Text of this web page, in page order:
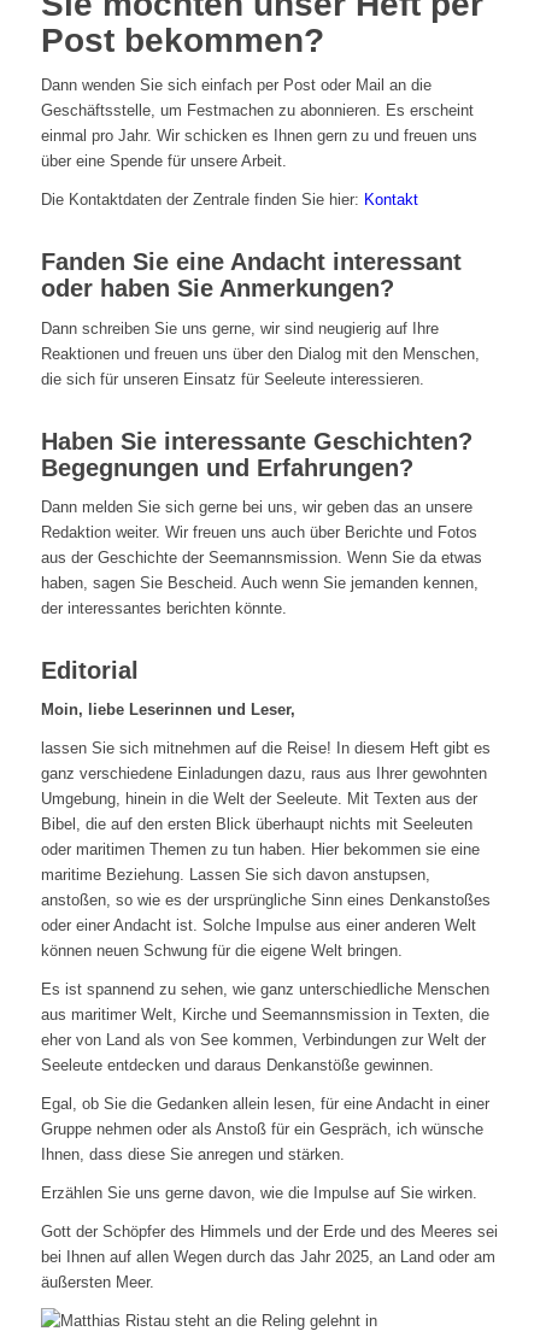
Post bekommen?
Dann wenden Sie sich einfach per Post oder Mail an die
Geschäftsstelle, um Festmachen zu abonnieren. Es erscheint
einmal pro Jahr. Wir schicken es Ihnen gern zu und freuen uns
über eine Spende für unsere Arbeit.
Die Kontaktdaten der Zentrale finden Sie hier: Kontakt
Fanden Sie eine Andacht interessant
oder haben Sie Anmerkungen?
Dann schreiben Sie uns gerne, wir sind neugierig auf Ihre
Reaktionen und freuen uns über den Dialog mit den Menschen,
die sich für unseren Einsatz für Seeleute interessieren.
Haben Sie interessante Geschichten?
Begegnungen und Erfahrungen?
Dann melden Sie sich gerne bei uns, wir geben das an unsere
Redaktion weiter. Wir freuen uns auch über Berichte und Fotos
aus der Geschichte der Seemannsmission. Wenn Sie da etwas
haben, sagen Sie Bescheid. Auch wenn Sie jemanden kennen,
der interessantes berichten könnte.
Editorial
Moin, liebe Leserinnen und Leser,
lassen Sie sich mitnehmen auf die Reise! In diesem Heft gibt es
ganz verschiedene Einladungen dazu, raus aus Ihrer gewohnten
Umgebung, hinein in die Welt der Seeleute. Mit Texten aus der
Bibel, die auf den ersten Blick überhaupt nichts mit Seeleuten
oder maritimen Themen zu tun haben. Hier bekommen sie eine
maritime Beziehung. Lassen Sie sich davon anstupsen,
anstoßen, so wie es der ursprüngliche Sinn eines Denkanstoßes
oder einer Andacht ist. Solche Impulse aus einer anderen Welt
können neuen Schwung für die eigene Welt bringen.
Es ist spannend zu sehen, wie ganz unterschiedliche Menschen
aus maritimer Welt, Kirche und Seemannsmission in Texten, die
eher von Land als von See kommen, Verbindungen zur Welt der
Seeleute entdecken und daraus Denkanstöße gewinnen.
Egal, ob Sie die Gedanken allein lesen, für eine Andacht in einer
Gruppe nehmen oder als Anstoß für ein Gespräch, ich wünsche
Ihnen, dass diese Sie anregen und stärken.
Erzählen Sie uns gerne davon, wie die Impulse auf Sie wirken.
Gott der Schöpfer des Himmels und der Erde und des Meeres sei
bei Ihnen auf allen Wegen durch das Jahr 2025, an Land oder am
äußersten Meer.